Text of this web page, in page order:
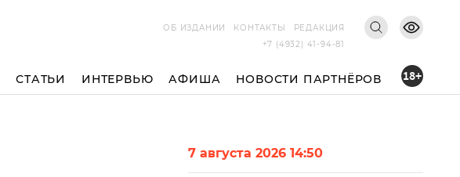
ОБ ИЗДАНИИ
КОНТАКТЫ
РЕДАКЦИЯ
+7 (4932) 41-94-81
СТАТЬИ ИНТЕРВЬЮ АФИША НОВОСТИ ПАРТНЁРОВ 18+
7 августа 2026 14:50